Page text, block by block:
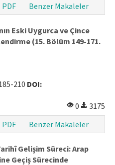
PDF Benzer Makaleler
Eski Uygurca ve Çince
(15. Bölüm 149-171.
210 DOI:
0
3175
PDF Benzer Makaleler
Gelişim Süreci: Arap
Geçiş Sürecinde